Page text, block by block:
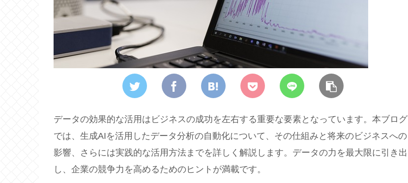
データの効果的な活用はビジネスの成功を左右する重要な要素となっています。本ブログ
では、生成AIを活用したデータ分析の自動化について、その仕組みと将来のビジネスへの
影響、さらには実践的な活用方法までを詳しく解説します。データの力を最大限に引き出
し、企業の競争力を高めるためのヒントが満載です。